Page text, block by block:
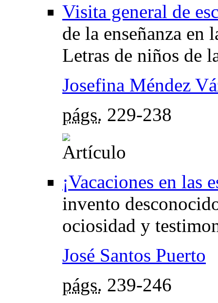
Visita general de
de la enseñanza en
Letras de niños de
Josefina Méndez
págs. 229-238
¡Vacaciones en las
invento
ociosidad y
José Santos Puerto
págs. 239-246